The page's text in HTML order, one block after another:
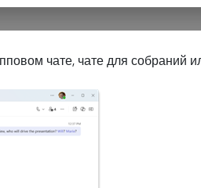
чате, чате для собраний